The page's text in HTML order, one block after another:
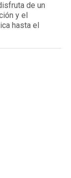
de un
y el
hasta el